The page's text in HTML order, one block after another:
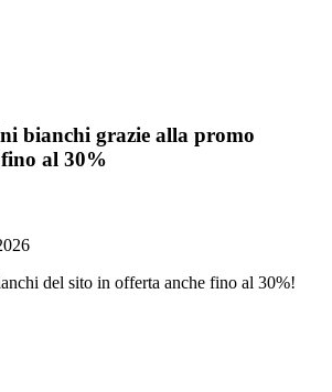
bianchi grazie alla promo
al 30%
del sito in offerta anche fino al 30%!